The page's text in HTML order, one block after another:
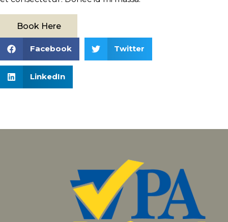
Book Here
Facebook Twitter
LinkedIn